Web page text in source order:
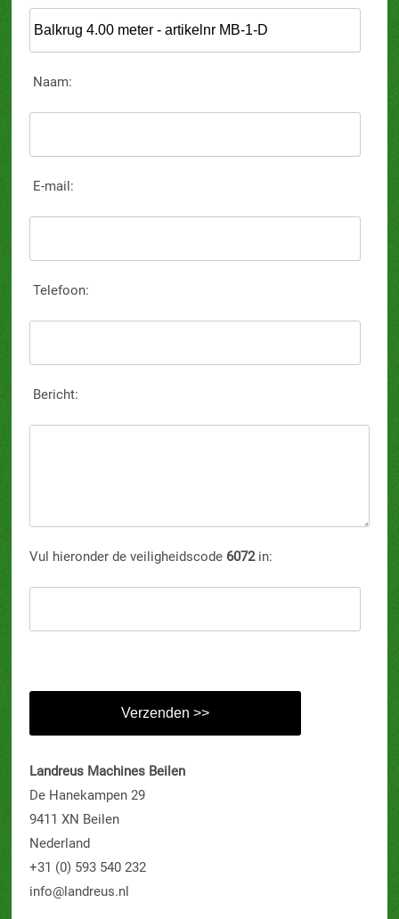
Naam:
E-mail:
Telefoon:
Bericht:
Vul hieronder de veiligheidscode 6072in:
Landreus Machines Beilen
De Hanekampen 29
9411 XN Beilen
Nederland
+31 (0) 593 540 232
info@landreus.nl